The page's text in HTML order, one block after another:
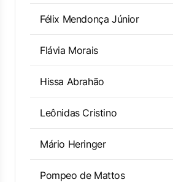
Félix Mendonça Júnior
Flávia Morais
Hissa Abrahão
Leônidas Cristino
Mário Heringer
Pompeo de Mattos